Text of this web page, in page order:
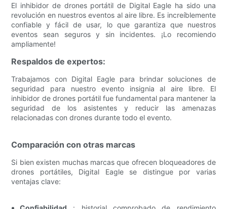
El inhibidor de drones portátil de Digital Eagle ha sido una
revolución en nuestros eventos al aire libre. Es increíblemente
confiable y fácil de usar, lo que garantiza que nuestros
eventos sean seguros y sin incidentes. ¡Lo recomiendo
ampliamente!
Respaldos de expertos:
Trabajamos con Digital Eagle para brindar soluciones de
seguridad para nuestro evento insignia al aire libre. El
inhibidor de drones portátil fue fundamental para mantener la
seguridad de los asistentes y reducir las amenazas
relacionadas con drones durante todo el evento.
Comparación con otras marcas
Si bien existen muchas marcas que ofrecen bloqueadores de
drones portátiles, Digital Eagle se distingue por varias
ventajas clave: